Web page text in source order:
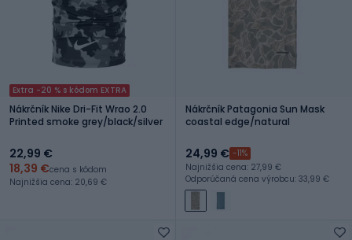
Extra -20 % s kódom EXTRA
Nákrčník Nike Dri-Fit Wrao 2.0
Printed smoke grey/black/silver
22,99 €
18,39 €cena s kódom
Najnižšia cena: 20,69 €
Nákrčník Patagonia Sun Mask
coastal edge/natural
24,99 € -11%
Najnižšia cena: 27,99 €
Odporúčaná cena výrobcu: 33,99 €